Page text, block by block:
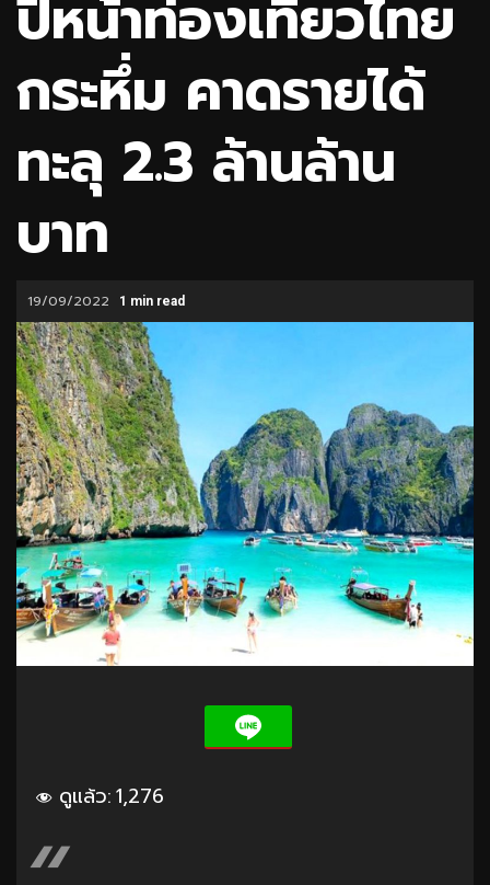
ปีหน้าท่องเที่ยวไทย
กระหึ่ม คาดรายได้
ทะลุ 2.3 ล้านล้าน
บาท
19/09/2022 1 min read
ดูแล้ว:1,276